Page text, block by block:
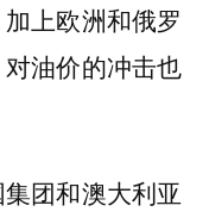
上欧洲和俄罗
油价的冲击也
团和澳大利亚